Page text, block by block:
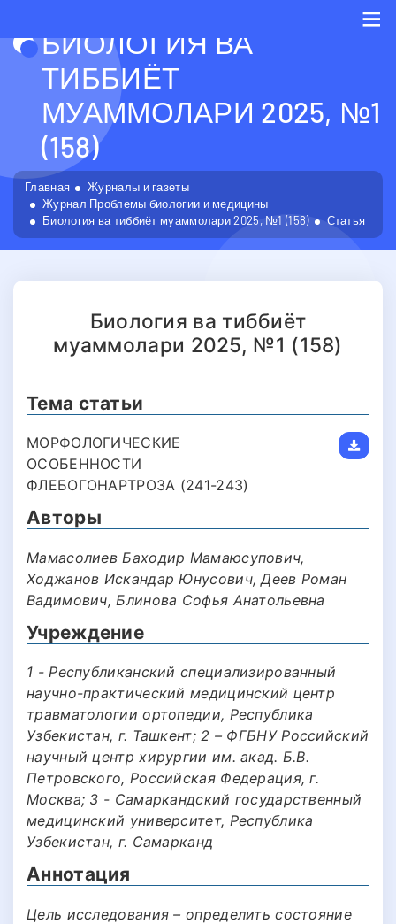
БИОЛОГИЯ ВА
ТИББИЁТ
МУАММОЛАРИ 2025, №1
(158)
Главная
Журналы и газеты
Журнал Проблемы биологии и медицины
Биология ва тиббиёт муаммолари 2025, №1 (158)
Статья
Биология ва тиббиёт
муаммолари 2025, №1 (158)
Тема статьи
МОРФОЛОГИЧЕСКИЕ
ОСОБЕННОСТИ
ФЛЕБОГОНАРТРОЗА (241-243)
Авторы
Мамасолиев Баходир Мамаюсупович,
Ходжанов Искандар Юнусович, Деев Роман
Вадимович, Блинова Софья Анатольевна
Учреждение
1 - Республиканский специализированный
научно-практический медицинский центр
травматологии ортопедии, Республика
Узбекистан, г. Ташкент; 2 – ФГБНУ Российский
научный центр хирургии им. акад. Б.В.
Петровского, Российская Федерация, г.
Москва; 3 - Самаркандский государственный
медицинский университет, Республика
Узбекистан, г. Самарканд
Аннотация
Цель исследования – определить состояние